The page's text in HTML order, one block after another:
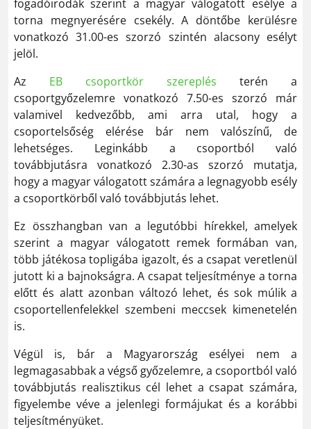
fogadóirodák szerint a magyar válogatott esélye a
torna megnyerésére csekély. A döntőbe kerülésre
vonatkozó 31.00-es szorzó szintén alacsony esélyt
jelöl.
Az EB csoportkör szereplés terén a
csoportgyőzelemre vonatkozó 7.50-es szorzó már
valamivel kedvezőbb, ami arra utal, hogy a
csoportelsőség elérése bár nem valószínű, de
lehetséges. Leginkább a csoportból való
továbbjutásra vonatkozó 2.30-as szorzó mutatja,
hogy a magyar válogatott számára a legnagyobb esély
a csoportkörből való továbbjutás lehet.
Ez összhangban van a legutóbbi hírekkel, amelyek
szerint a magyar válogatott remek formában van,
több játékosa topligába igazolt, és a csapat veretlenül
jutott ki a bajnokságra. A csapat teljesítménye a torna
előtt és alatt azonban változó lehet, és sok múlik a
csoportellenfelekkel szembeni meccsek kimenetelén
is.
Végül is, bár a Magyarország esélyei nem a
legmagasabbak a végső győzelemre, a csoportból való
továbbjutás realisztikus cél lehet a csapat számára,
figyelembe véve a jelenlegi formájukat és a korábbi
teljesítményüket​.